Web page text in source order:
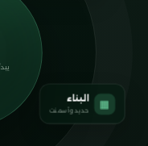
▦ البناء
حديد وأسمنت